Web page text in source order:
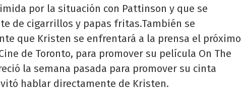
por la situación con Pattinson y que se
de cigarrillos y papas fritas.También se
que Kristen se enfrentará a la prensa el próximo
de Toronto, para promover su película On The
la semana pasada para promover su cinta
hablar directamente de Kristen.